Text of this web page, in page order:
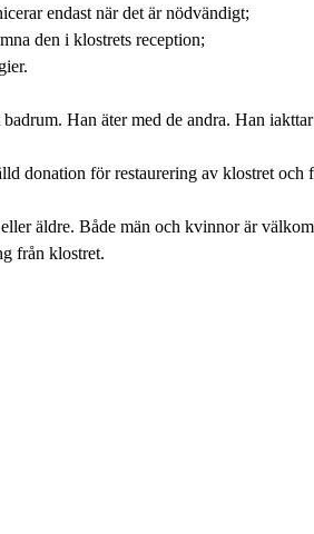
endast när det är nödvändigt;
den i klostrets reception;
Han äter med de andra. Han
donation för restaurering av klostret och
äldre. Både män och kvinnor är
från klostret.